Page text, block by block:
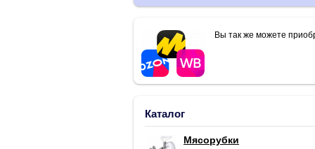
Вы так же можете
Каталог
Мясорубки